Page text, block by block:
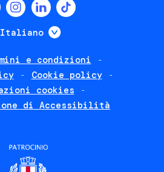
Italiano Mostra ulteriori
e condizioni
Cookie policy
cookies
di Accessibilità